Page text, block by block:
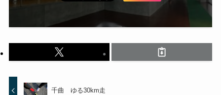
千曲 ゆる30km走